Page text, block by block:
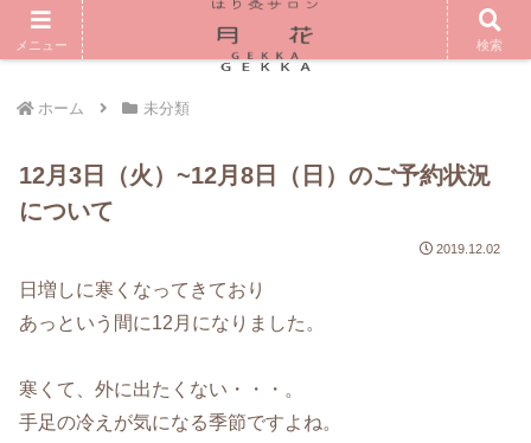
ホーム 未分類
12月3日（火）~12月8日（日）のご予約状況
について
2019.12.02
日増しに寒くなってきており
あっという間に12月になりました。
寒くて、外に出たくない・・・。
手足の冷えが気になる季節ですよね。
メニュー 検索